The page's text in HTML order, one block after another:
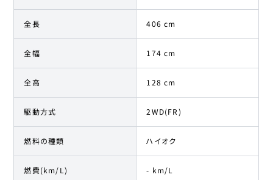
全長 406 cm
全幅 174 cm
全高 128 cm
駆動方式 2WD(FR)
燃料の種類 ハイオク
燃費(km/L) - km/L